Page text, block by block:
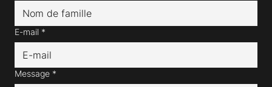
E-mail *
Message *